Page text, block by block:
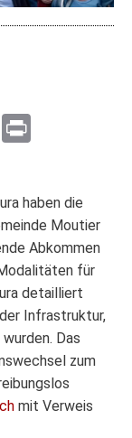
Copy
haben die
Moutier
Abkommen
für
detailliert
Infrastruktur,
Das
zum
mit Verweis